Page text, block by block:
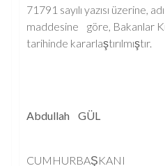
71791 sayılı yazısı üzerine,
maddesine göre, Bakanlar
tarihinde kararlaştırılmıştır.
Abdullah GÜL
CUMHURBAŞKANI